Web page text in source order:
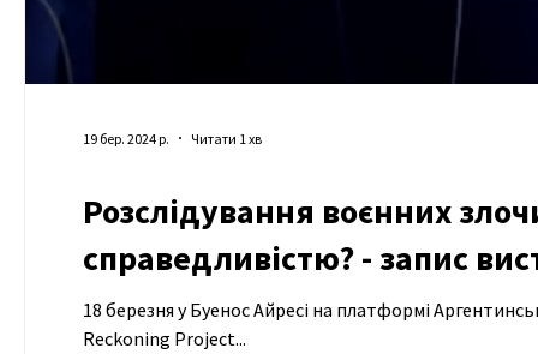
Розслідування воєнних
справедливістю? - запис
18 березня у Буенос Айресі на платформі
Reckoning Project...
19 бер. 2024 р. Читати 1 хв